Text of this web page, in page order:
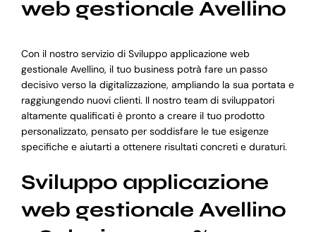
web gestionale Avellino
Con il nostro servizio di Sviluppo applicazione web
gestionale Avellino, il tuo business potrà fare un passo
decisivo verso la digitalizzazione, ampliando la sua portata e
raggiungendo nuovi clienti. Il nostro team di sviluppatori
altamente qualificati è pronto a creare il tuo prodotto
personalizzato, pensato per soddisfare le tue esigenze
specifiche e aiutarti a ottenere risultati concreti e duraturi.
Sviluppo applicazione
web gestionale Avellino